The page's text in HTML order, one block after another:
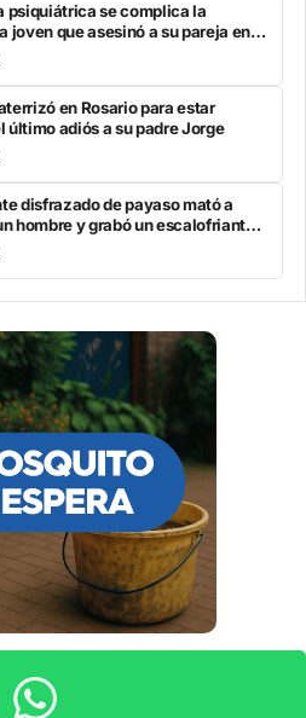
psiquiátrica se complica la
joven que asesinó a su pareja en el
en Rosario para estar
último adiós a su padre Jorge
disfrazado de payaso mató a
hombre y grabó un escalofriante